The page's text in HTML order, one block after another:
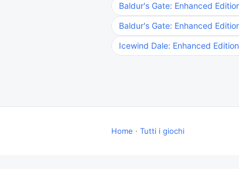
Baldur's Gate: Enhanced
Baldur's Gate: Enhanced
Icewind Dale: Enhanced Edition
Home · Tutti i giochi